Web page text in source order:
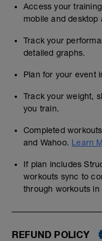
Access your
mobile and desktop
Track your
detailed graphs.
Plan for your event
Track your weight,
you train.
Completed
and Wahoo. Learn
If plan includes
workouts sync to
through workouts in
REFUND POLICY